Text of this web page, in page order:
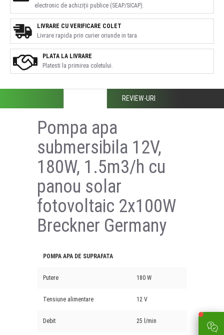
PLATA LA LIVRARE
Platesti la primirea coletului.
LIVRARE CU VERIFICARE COLET
Livrare rapida prin curier oriunde in tara.
electronic de achiziții publice (SEAP/SICAP).
REVIEW-URI
Pompa apa
submersibila 12V,
180W, 1.5m3/h cu
panou solar
fotovoltaic 2x100W
Breckner Germany
POMPA APA DE SUPRAFATA
Putere 180 W
Tensiune alimentare 12 V
Debit 25 l/min